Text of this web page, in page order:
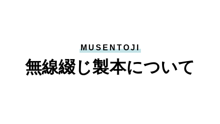
MUSENTOJI
無線綴じ製本について